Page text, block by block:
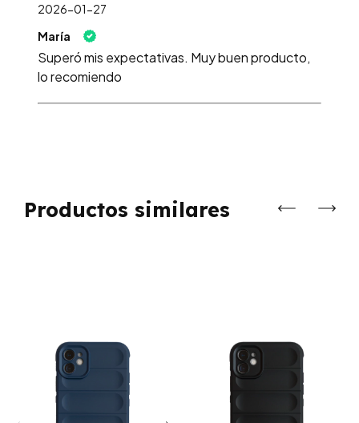
2026-01-27
María
Superó mis expectativas. Muy buen producto,
lo recomiendo
Productos similares